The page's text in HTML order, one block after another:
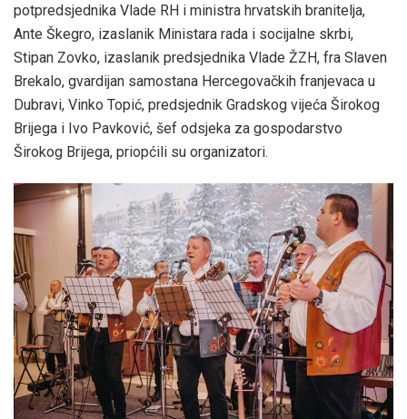
potpredsjednika Vlade RH i ministra hrvatskih branitelja,
Ante Škegro, izaslanik Ministara rada i socijalne skrbi,
Stipan Zovko, izaslanik predsjednika Vlade ŽZH, fra Slaven
Brekalo, gvardijan samostana Hercegovačkih franjevaca u
Dubravi, Vinko Topić, predsjednik Gradskog vijeća Širokog
Brijega i Ivo Pavković, šef odsjeka za gospodarstvo
Širokog Brijega, priopćili su organizatori.